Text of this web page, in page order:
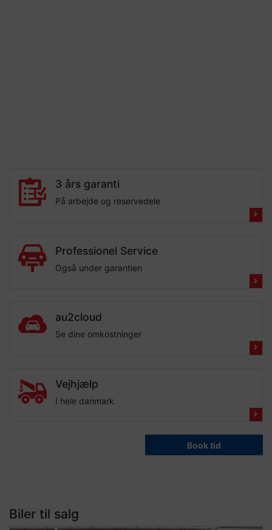
3 års garanti
På arbejde og reservedele
Professionel Service
Også under garantien
au2cloud
Se dine omkostninger
Vejhjælp
I hele danmark
Book tid
Biler til salg